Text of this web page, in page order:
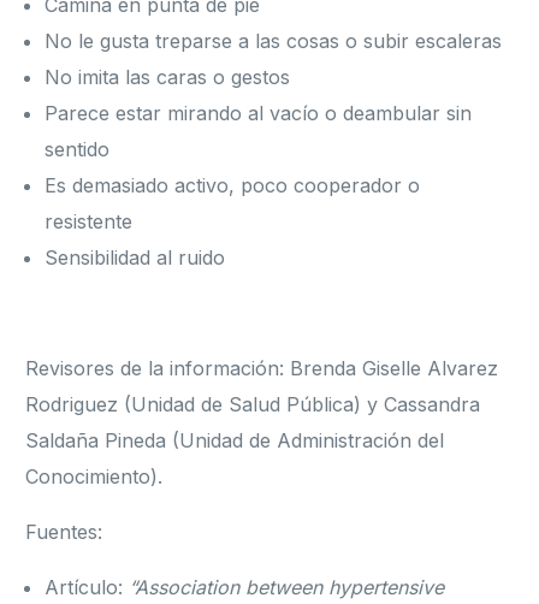
Camina en punta de pie
No le gusta treparse a las cosas o subir escaleras
No imita las caras o gestos
Parece estar mirando al vacío o deambular sin
sentido
Es demasiado activo, poco cooperador o
resistente
Sensibilidad al ruido
Revisores de la información: Brenda Giselle Alvarez
Rodriguez (Unidad de Salud Pública) y Cassandra
Saldaña Pineda (Unidad de Administración del
Conocimiento).
Fuentes:
Artículo: “Association between hypertensive